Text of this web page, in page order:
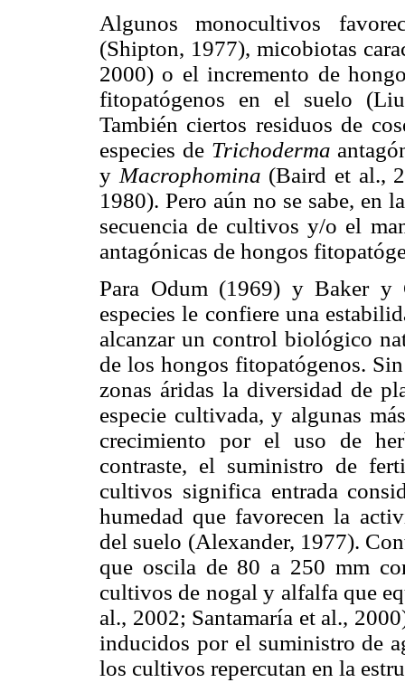
Algunos monocultivos
(Shipton, 1977), micobiotas
2000) o el incremento de
fitopatógenos en el suelo
También ciertos residuos de
especies de Trichoderma
y Macrophomina (Baird et al.,
1980). Pero aún no se sabe, en
secuencia de cultivos y/o el
antagónicas de hongos
Para Odum (1969) y Baker y
especies le confiere una
alcanzar un control biológico
de los hongos fitopatógenos.
zonas áridas la diversidad de
especie cultivada, y algunas
crecimiento por el uso de
contraste, el suministro de
cultivos significa entrada
humedad que favorecen la
del suelo (Alexander, 1977).
que oscila de 80 a 250 mm
cultivos de nogal y alfalfa que
al., 2002; Santamaría et al.,
inducidos por el suministro de
los cultivos repercutan en la